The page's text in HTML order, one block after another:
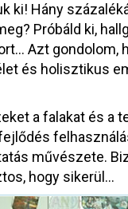
ki! Hány
Próbáld ki,
Azt gondolom,
és holisztikus
a falakat és a
művészete.
hogy sikerül…